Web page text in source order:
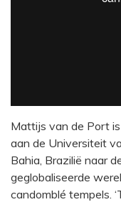
Mattijs van de Port
aan de Universiteit
Bahia, Brazilië naar
geglobaliseerde
candomblé tempels.